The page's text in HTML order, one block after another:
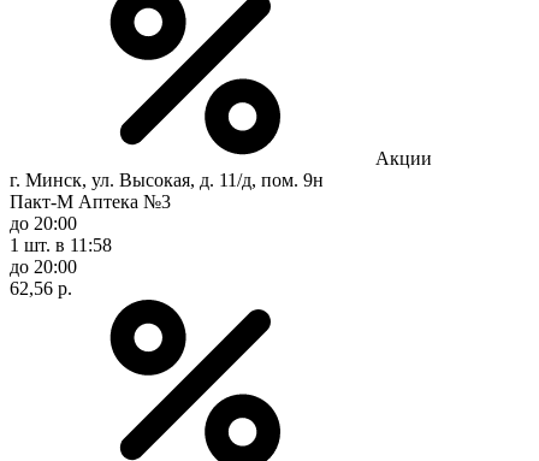
Акции
г. Минск, ул. Высокая, д. 11/д, пом. 9н
Пакт-М Аптека №3
до 20:00
1 шт. в 11:58
до 20:00
62,56 р.